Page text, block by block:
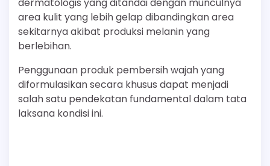
dermatologis yang ditandai dengan munculnya
area kulit yang lebih gelap dibandingkan area
sekitarnya akibat produksi melanin yang
berlebihan.
Penggunaan produk pembersih wajah yang
diformulasikan secara khusus dapat menjadi
salah satu pendekatan fundamental dalam tata
laksana kondisi ini.